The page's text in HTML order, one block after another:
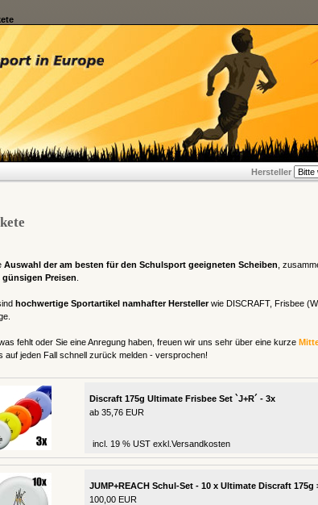
Hersteller
Auswahl der am besten für den Schulsport geeigneten Scheiben ,
Preisen
hochwertige Sportartikel namhafter Herstellerwie DISCRAFT, Frisbee
fehlt oder Sie eine Anregung haben, freuen wir uns sehr über eine kurze
auf jeden Fall schnell zurück melden - versprochen!
Discraft 175g Ultimate Frisbee Set `J+R´ - 3x
ab 35,76 EUR
incl. 19 % UST exkl. Versandkosten
JUMP+REACH Schul-Set - 10 x Ultimate Discraft 175g
100,00 EUR